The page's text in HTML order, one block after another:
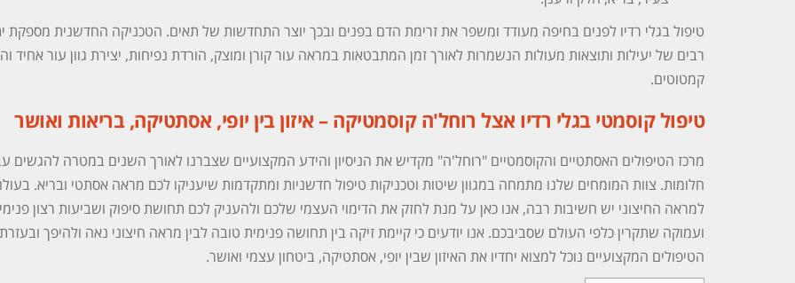
טיפול בגלי רדיו לפנים בחיפה מעודד ומשפר את זרימת הדם בפנים ובכך יוצר התחדשות של תאים. הטכניקה החדשנית מספקת
רבים של יעילות ותוצאות מעולות הנשמרות לאורך זמן המתבטאות במראה עור קורן ומוצק, הורדת נפיחות, יצירת גוון עור אחיד
קמטוטים.
טיפול קוסמטי בגלי רדיו אצל רוחל'ה קוסמטיקה – איזון בין יופי, אסתטיקה, בריאות ואושר
מרכז הטיפולים האסתטיים והקוסמטיים "רוחל'ה" מקדיש את הניסיון והידע המקצועיים שצברנו לאורך השנים במטרה להגשים
חלומות. צוות המומחים שלנו מתמחה במגוון שיטות וטכניקות טיפול חדשניות ומתקדמות שיעניקו לכם מראה אסתטי ובריא.
למראה החיצוני יש חשיבות רבה, אנו כאן על מנת לחזק את הדימוי העצמי שלכם ולהעניק לכם תחושת סיפוק ושביעות רצון
ועמוקה שתקרין כלפי העולם שסביבכם. אנו יודעים כי קיימת זיקה בין תחושה פנימית טובה לבין מראה חיצוני נאה ולהיפך ובעזרת
הטיפולים המקצועיים נוכל למצוא יחדיו את האיזון שבין יופי, אסתטיקה, ביטחון עצמי ואושר.